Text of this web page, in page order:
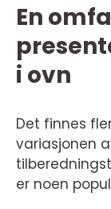
En
i ovn
Det finnes
variasjonen
er noen